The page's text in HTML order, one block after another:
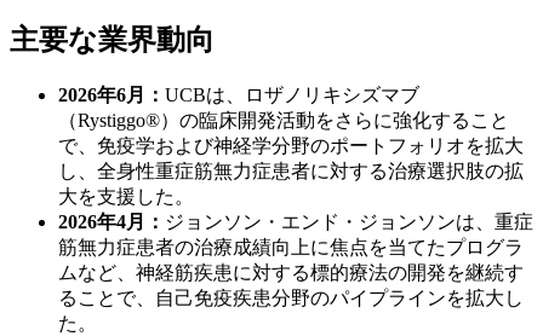
主要な業界動向
2026年6月： UCBは、ロザノリキシズマブ
（Rystiggo®）の臨床開発活動をさらに強化すること
で、免疫学および神経学分野のポートフォリオを拡大
し、全身性重症筋無力症患者に対する治療選択肢の拡
大を支援した。
2026年4月： ジョンソン・エンド・ジョンソンは、重症
筋無力症患者の治療成績向上に焦点を当てたプログラ
ムなど、神経筋疾患に対する標的療法の開発を継続す
ることで、自己免疫疾患分野のパイプラインを拡大し
た。